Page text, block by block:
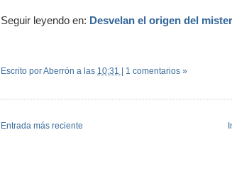
Seguir leyendo en: Desvelan el origen del
Escrito por Aberrón a las 10:31 | 1 comentarios »
Entrada más reciente